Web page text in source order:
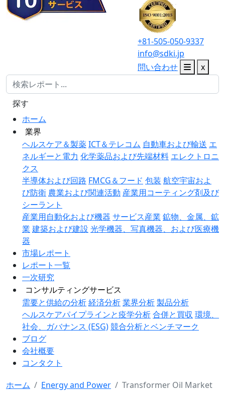
+81-505-050-9337
info@sdki.jp
問い合わせ
x
ホーム
業界
ヘルスケア＆製薬ICT＆テレコム 自動車および輸送 エ
ネルギーと電力 化学薬品および先端材料 エレクトロニ
クス
半導体および回路 FMCG＆フード 包装 航空宇宙およ
び防衛 農業および関連活動 産業用コーティング剤及び
シーラント
産業用自動化および機器 サービス産業 鉱物、金属、鉱
業 建築および建設 光学機器、写真機器、および医療機
器
市場レポート
レポート一覧
一次研究
コンサルティングサービス
需要と供給の分析経済分析業界分析製品分析
ヘルスケアパイプラインと疫学分析合併と買収 環境、
社会、ガバナンス (ESG)競合分析とベンチマーク
ブログ
会社概要
コンタクト
探す
ホーム Energy and Power Transformer Oil Market